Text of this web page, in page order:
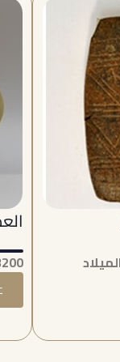
3200 – 333 قبل